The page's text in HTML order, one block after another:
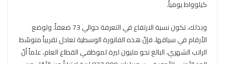
كيلوواط يومياً.
وبذلك، تكون نسبة الارتفاع في التعرفة حوالي 73 ضعفاً. ولوضع
الأرقام في سياقها، فإنّ هذه الفاتورة الوسطية تعادل تقريباً متوسّط
الراتب الشهري، البالغ نحو مليون ليرة لموظفي القطاع العام، علماً أنّ